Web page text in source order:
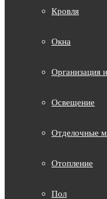
Кровля
Окна
Организация
Освещение
Отделочные
Отопление
Пол